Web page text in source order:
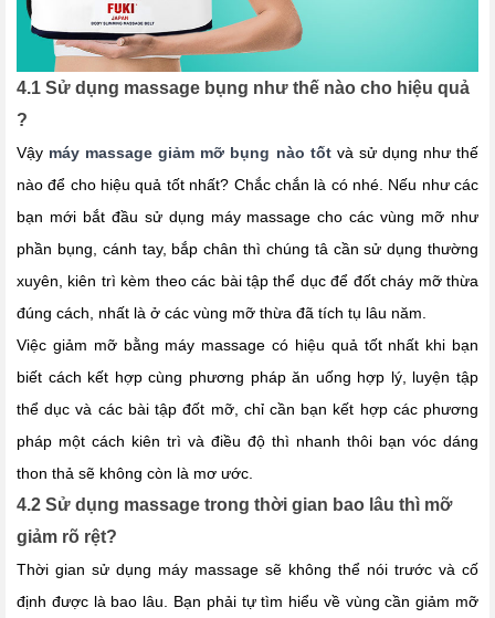
4.1 Sử dụng massage bụng như thế nào cho hiệu quả
?
Vậy máy massage giảm mỡ bụng nào tốtvà sử dụng như thế
nào để cho hiệu quả tốt nhất? Chắc chắn là có nhé. Nếu như các
bạn mới bắt đầu sử dụng máy massage cho các vùng mỡ như
phần bụng, cánh tay, bắp chân thì chúng tâ cần sử dụng thường
xuyên, kiên trì kèm theo các bài tập thể dục để đốt cháy mỡ thừa
đúng cách, nhất là ở các vùng mỡ thừa đã tích tụ lâu năm.
Việc giảm mỡ bằng máy massage có hiệu quả tốt nhất khi bạn
biết cách kết hợp cùng phương pháp ăn uống hợp lý, luyện tập
thể dục và các bài tập đốt mỡ, chỉ cần bạn kết hợp các phương
pháp một cách kiên trì và điều độ thì nhanh thôi bạn vóc dáng
thon thả sẽ không còn là mơ ước.
4.2 Sử dụng massage trong thời gian bao lâu thì mỡ
giảm rõ rệt?
Thời gian sử dụng máy massage sẽ không thể nói trước và cố
định được là bao lâu. Bạn phải tự tìm hiểu về vùng cần giảm mỡ